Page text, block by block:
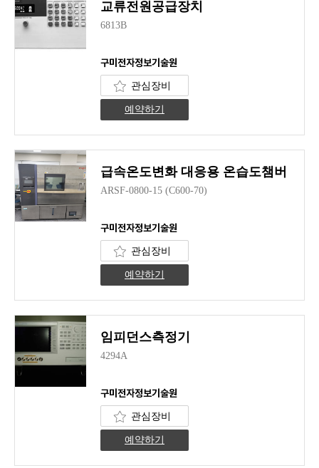
교류전원공급장치
6813B
구미전자정보기술원
관심장비
예약하기
급속온도변화 대응용 온습도챔버
ARSF-0800-15 (C600-70)
구미전자정보기술원
관심장비
예약하기
임피던스측정기
4294A
구미전자정보기술원
관심장비
예약하기